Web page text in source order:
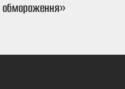
обмороження»